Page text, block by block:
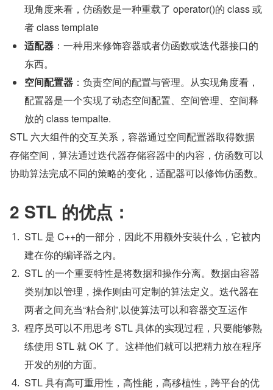
现角度来看，仿函数是一种重载了 operator()的 class 或
者 class template
适配器 ：一种用来修饰容器或者仿函数或迭代器接口的
东西。
空间配置器 ：负责空间的配置与管理。从实现角度看，
配置器是一个实现了动态空间配置、空间管理、空间释
放的 class tempalte.
STL 六大组件的交互关系，容器通过空间配置器取得数据
存储空间，算法通过迭代器存储容器中的内容，仿函数可以
协助算法完成不同的策略的变化，适配器可以修饰仿函数。
2 STL 的优点：
STL 是 C++的一部分，因此不用额外安装什么，它被内
建在你的编译器之内。
STL 的一个重要特性是将数据和操作分离。数据由容器
类别加以管理，操作则由可定制的算法定义。迭代器在
两者之间充当“粘合剂”,以使算法可以和容器交互运作
程序员可以不用思考 STL 具体的实现过程，只要能够熟
练使用 STL 就 OK 了。这样他们就可以把精力放在程序
开发的别的方面。
STL 具有高可重用性，高性能，高移植性，跨平台的优